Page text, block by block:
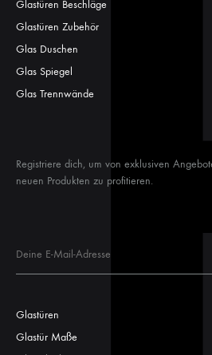
Glastüren Beschläge
Glastüren Zubehör
Glas Duschen
Glas Spiegel
Glas Trennwände
Registriere dich, um von exklusiven
neuen Produkten zu profitieren.
Glastüren
Glastür Maße